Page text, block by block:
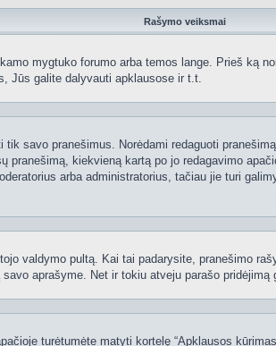
Rašymo veiksmai
mygtuko forumo arba temos lange. Prieš ką
Jūs galite dalyvauti apklausose ir t.t.
savo pranešimus. Norėdami redaguoti
kiekvieną kartą po jo redagavimo
arba administratorius, tačiau jie turi
valdymo pultą. Kai tai padarysite, pranešimo
aprašyme. Net ir tokiu atveju parašo
turėtumėte matyti kortelę “Apklausos